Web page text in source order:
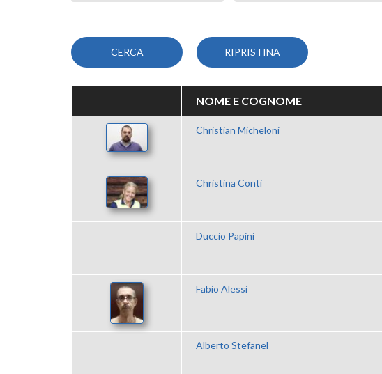
NOME E COGNOME
Christian Micheloni
Christina Conti
Duccio Papini
Fabio Alessi
Alberto Stefanel